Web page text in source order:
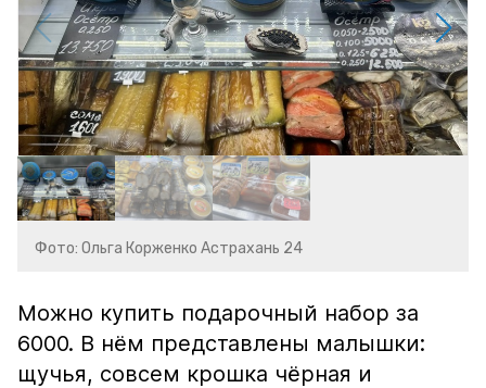
Фото: Ольга Корженко Астрахань 24
Можно купить подарочный набор за
6000. В нём представлены малышки:
щучья, совсем крошка чёрная и